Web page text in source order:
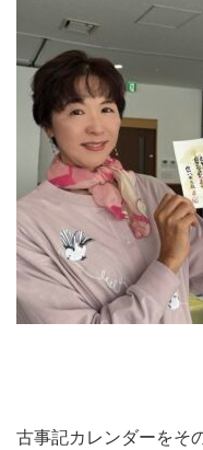
古事記カレンダーをそ